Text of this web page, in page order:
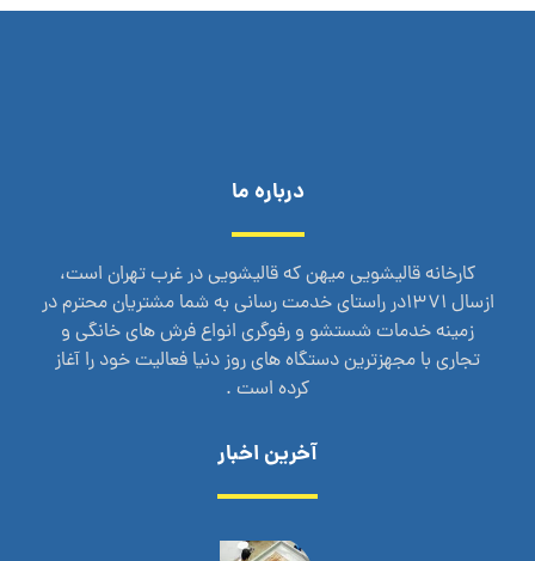
درباره ما
کارخانه قالیشویی میهن که قالیشویی در غرب تهران است،
ازسال 1371در راستای خدمت رسانی به شما مشتریان محترم در
زمینه خدمات شستشو و رفوگری انواع فرش های خانگی و
تجاری با مجهزترین دستگاه های روز دنیا فعالیت خود را آغاز
کرده است .
آخرین اخبار